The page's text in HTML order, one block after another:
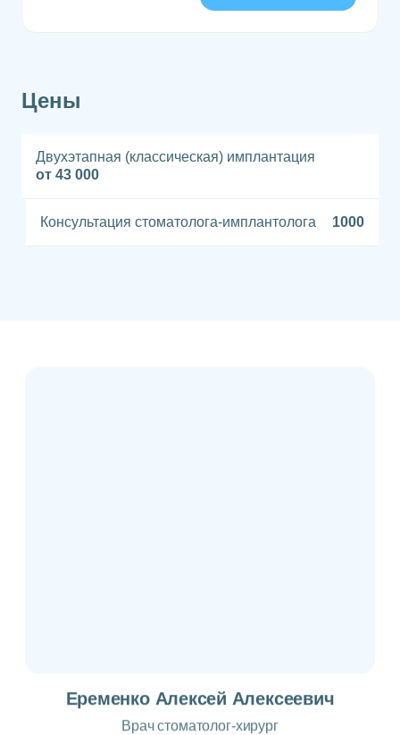
Цены
Двухэтапная (классическая) имплантация
от 43 000
Консультация стоматолога-имплантолога 1000
Еременко Алексей Алексеевич
Врач стоматолог-хирург